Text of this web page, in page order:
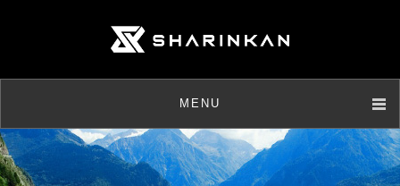
MENU
店舗情報